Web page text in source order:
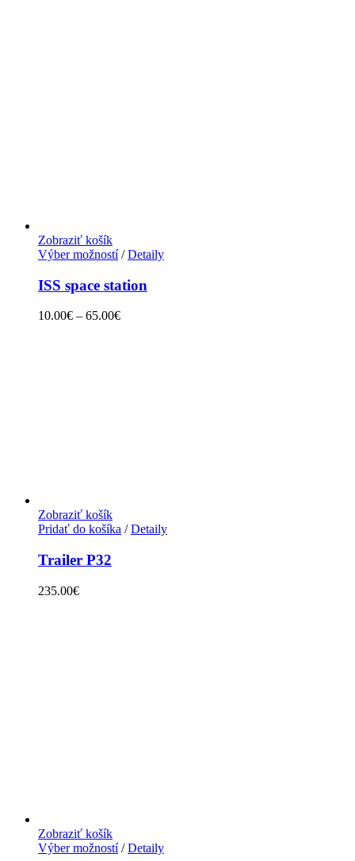
Zobraziť košík
Výber možností/ Detaily
ISS space station
10.00€ – 65.00€
Zobraziť košík
Pridať do košíka / Detaily
Trailer P32
235.00€
Zobraziť košík
Výber možností/ Detaily